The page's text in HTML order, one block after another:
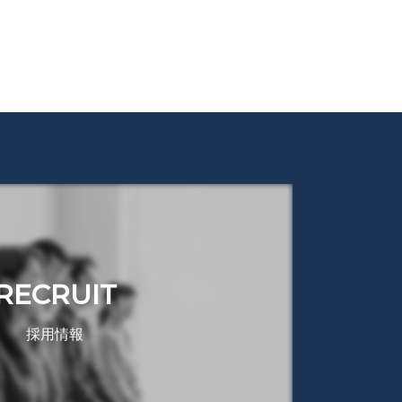
採用情報